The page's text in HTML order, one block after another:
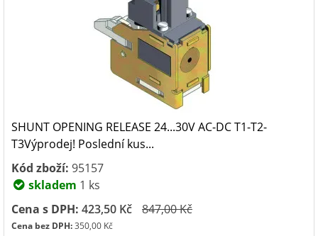
SHUNT OPENING RELEASE 24...30V AC-DC T1-T2-
T3Výprodej! Poslední kus...
Kód zboží: 95157
skladem 1 ks
Cena s DPH: 423,50 Kč 847,00 Kč
Cena bez DPH:350,00 Kč